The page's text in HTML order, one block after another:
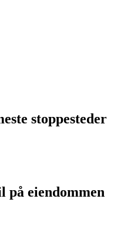
stoppesteder
på eiendommen